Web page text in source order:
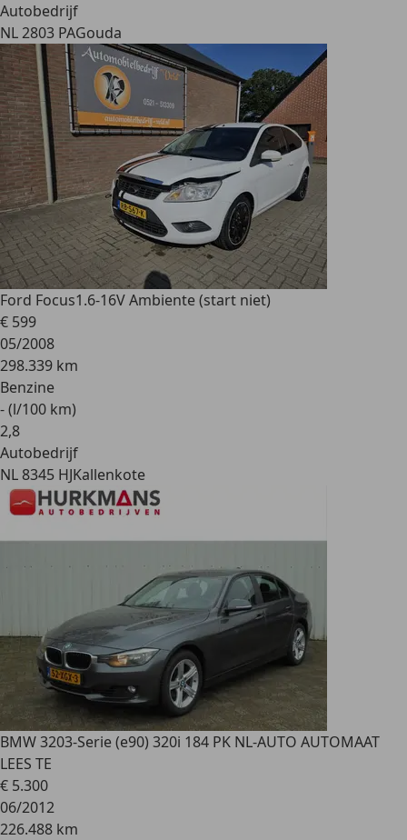
Autobedrijf
NL 2803 PAGouda
Ford Focus1.6-16V Ambiente (start niet)
€ 599
05/2008
298.339 km
Benzine
- (l/100 km)
2,8
Autobedrijf
NL 8345 HJKallenkote
BMW 3203-Serie (e90) 320i 184 PK NL-AUTO AUTOMAAT
LEES TE
€ 5.300
06/2012
226.488 km